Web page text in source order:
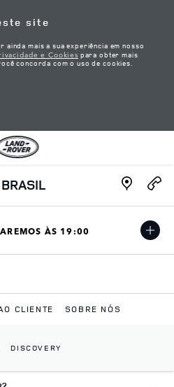
site
mais a sua experiência em nosso
e Cookies para obter mais
concorda com o uso de cookies.
Link
ÀS 19:00
CLIENTE SOBRE NÓS
DISCOVERY